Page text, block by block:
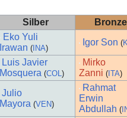
Silber
Bronze
Eko Yuli
Irawan ( INA)
Igor Son (
Luis Javier
Mosquera (COL)
Mirko
Zanni ( ITA)
Julio
Mayora (VEN)
Rahmat
Erwin
Abdullah (